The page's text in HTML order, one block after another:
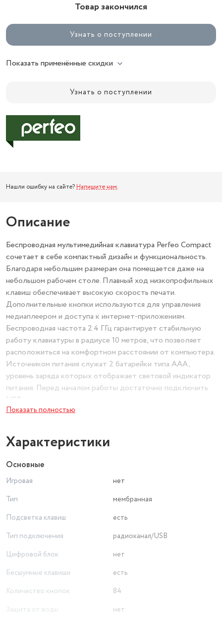
Товар закончился
Узнать о поступлении
Показать применённые скидки
Узнать о поступлении
Нашли ошибку на сайте? Напишите нам.
Описание
Беспроводная мультимедийная клавиатура Perfeo Compact
сочетает в себе компактный дизайн и функциональность.
Благодаря небольшим размерам она помещается даже на
небольшом рабочем столе. Плавный ход низкопрофильных
клавиш обеспечивает высокую скорость печати.
Дополнительные кнопки используются для управления
медиаплеером и доступа к интернет-приложениям.
Беспроводная частота 2.4 ГГц гарантирует стабильную
работу клавиатуры в радиусе 10 метров, что позволяет
расположиться на комфортном расстоянии от компьютера.
Источником питания служат 2 батарейки типа ААА,
уровень заряда которых отображает световой индикатор
питания. Перед началом работы достаточно подключить
USB-ресивер к компьютеру и включить клавиатуру.
Показать полностью
Характеристики
Основные
Игровая
нет
Тип
мембранная
Подсветка клавиш
есть
Тип подключения
радиоканал/USB
Цифровой блок
нет
Бесшумные клавиши
есть
Количество кнопок
84
Защита от воды
нет